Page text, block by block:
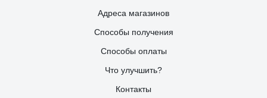
Адреса магазинов
Способы получения
Способы оплаты
Что улучшить?
Контакты